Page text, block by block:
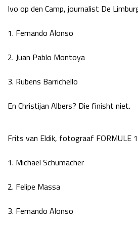
GP QATAR 2026
Race
Race
Ivo op den Camp, journalist De
1. Fernando Alonso
2. Juan Pablo Montoya
3. Rubens Barrichello
En Christijan Albers? Die finisht niet.
Frits van Eldik, fotograaf FORMULE
1. Michael Schumacher
2. Felipe Massa
3. Fernando Alonso